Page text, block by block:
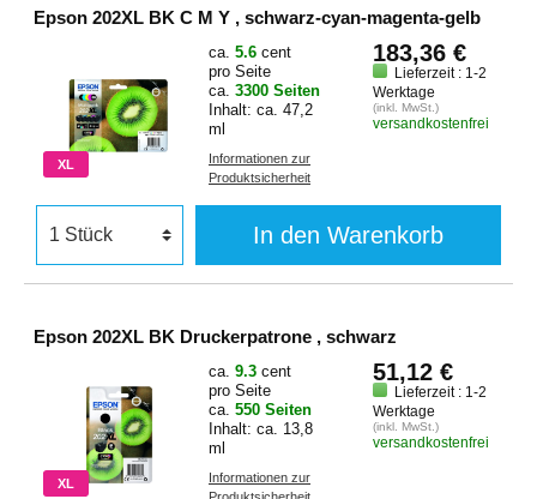
Epson 202XL BK C M Y , schwarz-cyan-magenta-gelb
XL
ca. 5.6 cent
pro Seite
ca. 3300 Seiten
Inhalt: ca. 47,2
ml
Informationen zur
Produktsicherheit
183,36 €
Lieferzeit : 1-2
Werktage
(inkl. MwSt.)
versandkostenfrei
In den Warenkorb
Epson 202XL BK Druckerpatrone , schwarz
XL
ca. 9.3 cent
pro Seite
ca. 550 Seiten
Inhalt: ca. 13,8
ml
Informationen zur
51,12 €
Lieferzeit : 1-2
Werktage
(inkl. MwSt.)
versandkostenfrei